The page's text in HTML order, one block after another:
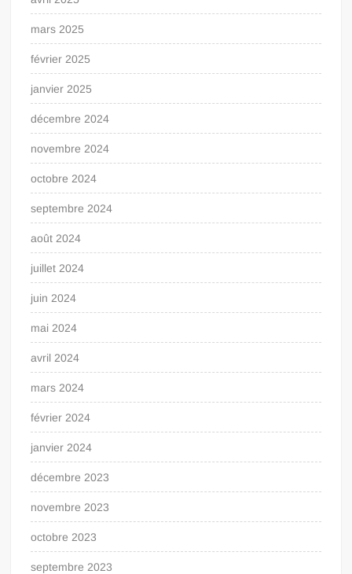
mars 2025
février 2025
janvier 2025
décembre 2024
novembre 2024
octobre 2024
septembre 2024
août 2024
juillet 2024
juin 2024
mai 2024
avril 2024
mars 2024
février 2024
janvier 2024
décembre 2023
novembre 2023
octobre 2023
septembre 2023